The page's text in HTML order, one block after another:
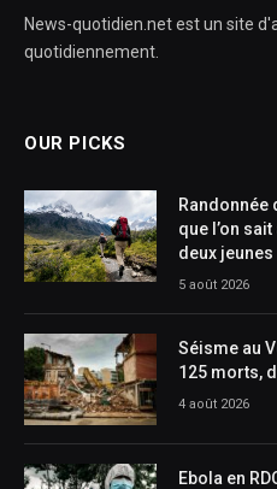
News-quotidien.net est un site
quotidiennement.
OUR PICKS
Randonnée
que l’on
deux jeunes
5 août 2026
Séisme au
125 morts,
4 août 2026
Ebola en